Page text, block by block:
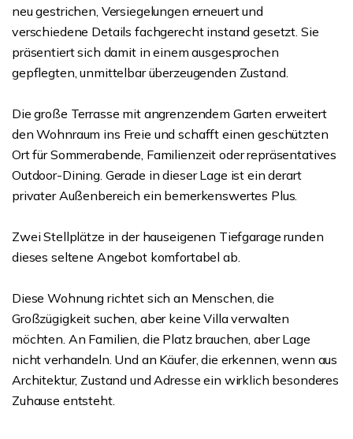
neu gestrichen, Versiegelungen erneuert und
verschiedene Details fachgerecht instand gesetzt. Sie
präsentiert sich damit in einem ausgesprochen
gepflegten, unmittelbar überzeugenden Zustand.
Die große Terrasse mit angrenzendem Garten erweitert
den Wohnraum ins Freie und schafft einen geschützten
Ort für Sommerabende, Familienzeit oder repräsentatives
Outdoor-Dining. Gerade in dieser Lage ist ein derart
privater Außenbereich ein bemerkenswertes Plus.
Zwei Stellplätze in der hauseigenen Tiefgarage runden
dieses seltene Angebot komfortabel ab.
Diese Wohnung richtet sich an Menschen, die
Großzügigkeit suchen, aber keine Villa verwalten
möchten. An Familien, die Platz brauchen, aber Lage
nicht verhandeln. Und an Käufer, die erkennen, wenn aus
Architektur, Zustand und Adresse ein wirklich besonderes
Zuhause entsteht.